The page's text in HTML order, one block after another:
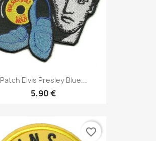
Patch Elvis Presley Blue...
5,90 €
favorite_border